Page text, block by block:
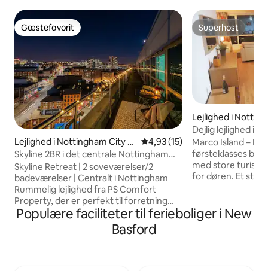
Gæstefavorit
Gæstefavorit
Lejlighed i Nottingham City C
entre
4,93 ud af 5 i gennemsnitlig
4,93 (15)
Skyline 2BR i det centrale Nottingham
med gratis parkering
Skyline Retreat | 2 soveværelser/2
badeværelser | Centralt i Nottingham
Rummelig lejlighed fra PS Comfort
Property, der er perfekt til forretning
eller fritid. Højdepunkter: Fremragende
beliggenhed: Et par skridt fra byens
bedste butikker og restauranter.
Superhost
Superhost
Lejlighed i
Dejlig lejlighed i
soveværelse
Marco Island –
førsteklasses
med store
for døren. Et
Nottingham
Royal Concert
Populære faciliteter til ferieboliger i New
Basford